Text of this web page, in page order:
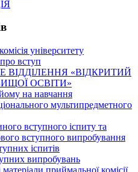
університету
вступ
ВІДДІЛЕННЯ «ВІДКРИТИЙ
ОСВІТИ»
на навчання
мультипредметного
вступного іспиту та
вступного випробування
іспитів
випробувань
приймальної комісії